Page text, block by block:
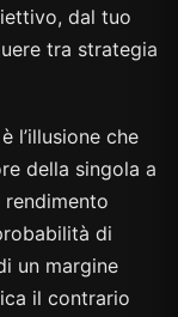
dal tuo
tra strategia
l’illusione che
della singola a
di
un margine
il contrario